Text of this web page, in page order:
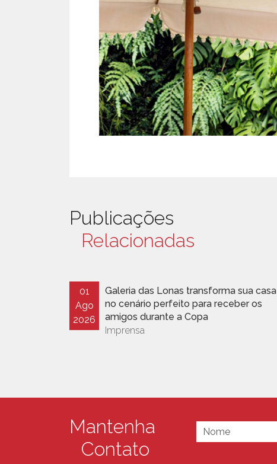
Publicações
Relacionadas
01
Ago
2026
Galeria das Lonas transforma sua casa
no cenário perfeito para receber os
amigos durante a Copa
Imprensa
Mantenha
Contato